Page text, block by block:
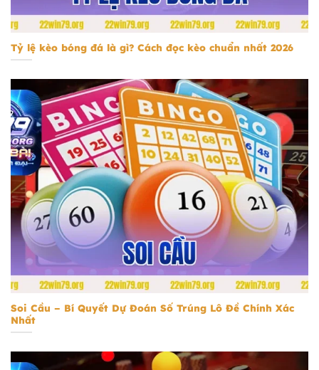
tỷ lệ kèo bóng đá
Tỷ lệ kèo bóng đá là gì? Cách đọc kèo chuẩn nhất 2026
Soi Cầu
Soi Cầu – Bí Quyết Dự Đoán Số Trúng Lô Đề Chính Xác
Nhất